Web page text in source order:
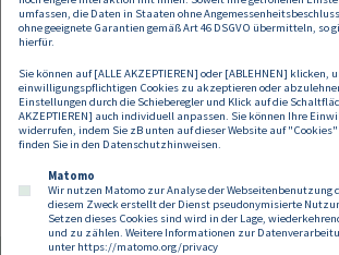
sonstige Beratung sein oder ersetzen.
übernehmen wir keine Haftung für
Schadenersatz.
umfassen, die Daten in Staaten ohne
ohne geeignete Garantien gemäß Art 46 DSGVO übermitteln, so
hierfür.
Sie können auf [ALLE AKZEPTIEREN] oder [ABLEHNEN] klicken,
einwilligungspflichtigen Cookies zu akzeptieren oder
Einstellungen durch die Schieberegler und Klick auf die
AKZEPTIEREN] auch individuell anpassen. Sie können Ihre
widerrufen, indem Sie zB unten auf dieser Website auf
finden Sie in den Datenschutzhinweisen.
Matomo
Wir nutzen Matomo zur Analyse der Webseitenbenutzung
diesem Zweck erstellt der Dienst pseudonymisierte
Setzen dieses Cookies sind wird in der Lage,
und zu zählen. Weitere Informationen zur
unter https://matomo.org/privacy